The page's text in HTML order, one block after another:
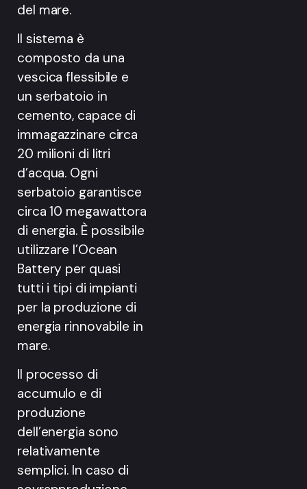
del mare.
Il sistema è
composto da una
vescica flessibile e
un serbatoio in
cemento, capace di
immagazzinare circa
20 milioni di litri
d’acqua. Ogni
serbatoio garantisce
circa 10 megawattora
di energia. È possibile
utilizzare l’Ocean
Battery per quasi
tutti i tipi di impianti
per la produzione di
energia rinnovabile in
mare.
Il processo di
accumulo e di
produzione
dell’energia sono
relativamente
semplici. In caso di